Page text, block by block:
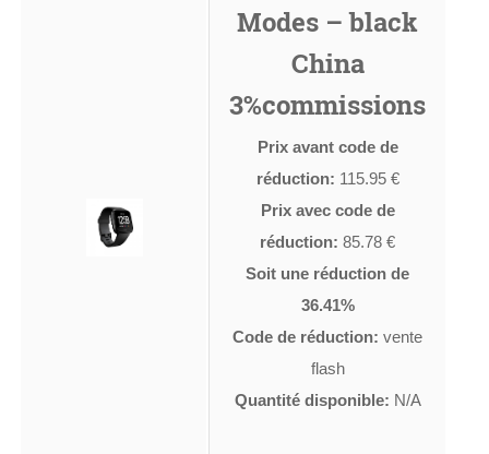
Modes – black
China
3%commissions
Prix avant code de
réduction: 115.95 €
Prix avec code de
réduction: 85.78 €
Soit une réduction de
36.41%
Code de réduction: vente
flash
Quantité disponible: N/A